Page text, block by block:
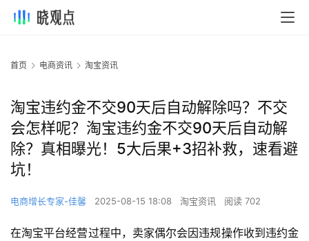
首页 电商资讯 淘宝资讯
淘宝违约金不交90天后自动解除吗？不交
会怎样呢？淘宝违约金不交90天后自动解
除？真相曝光！5大后果+3招补救，速看避
坑！
电商增长专家-佳馨 2025-08-15 18:08 淘宝资讯 阅读 702
在淘宝平台经营过程中，卖家偶尔会因违规操作收到违约金